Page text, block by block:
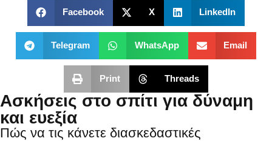
Facebook X LinkedIn
Telegram WhatsApp Email
Print Threads
Ασκήσεις στο σπίτι για δύναμη
και ευεξία
Πώς να τις κάνετε διασκεδαστικές